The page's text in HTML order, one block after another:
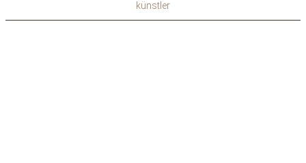
künstler